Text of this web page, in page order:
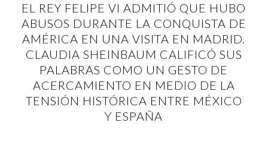
EL REY FELIPE VI ADMITIÓ QUE HUBO
ABUSOS DURANTE LA CONQUISTA DE
AMÉRICA EN UNA VISITA EN MADRID.
CLAUDIA SHEINBAUM CALIFICÓ SUS
PALABRAS COMO UN GESTO DE
ACERCAMIENTO EN MEDIO DE LA
TENSIÓN HISTÓRICA ENTRE MÉXICO
Y ESPAÑA